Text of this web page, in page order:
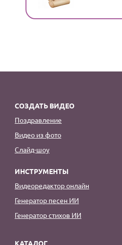
СОЗДАТЬ ВИДЕО
Поздравление
Видео из фото
Слайд-шоу
ИНСТРУМЕНТЫ
Видеоредактор онлайн
Генератор песен ИИ
Генератор стихов ИИ
КАТАЛОГ